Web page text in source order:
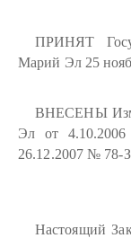
ПРИНЯТ
Марий Эл 25
ВНЕСЕНЫ
Эл от
26.12.2007 № 78-
Настоящий